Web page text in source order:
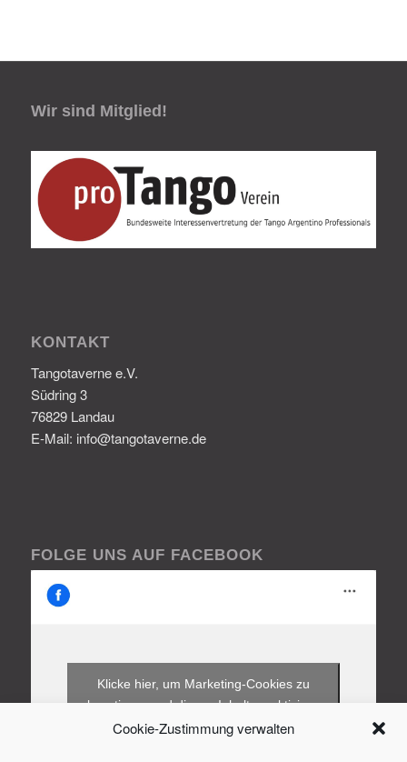
Cookie-Zustimmung verwalten
Wir sind Mitglied!
KONTAKT
Tangotaverne e.V.
Südring 3
76829 Landau
E-Mail: info@tangotaverne.de
FOLGE UNS AUF FACEBOOK
Klicke hier, um Marketing-Cookies zu
akzeptieren und diesen Inhalt zu aktivieren